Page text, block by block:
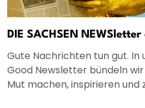
DIE SACHSEN
Gute Nachrichten tun gut.
Good Newsletter bündeln
Mut machen, inspirieren und